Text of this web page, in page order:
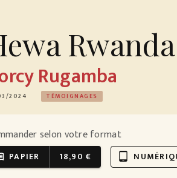
Rwanda
Rugamba
2024 TÉMOIGNAGES
selon votre format
PAPIER 18,90 € tablet_android